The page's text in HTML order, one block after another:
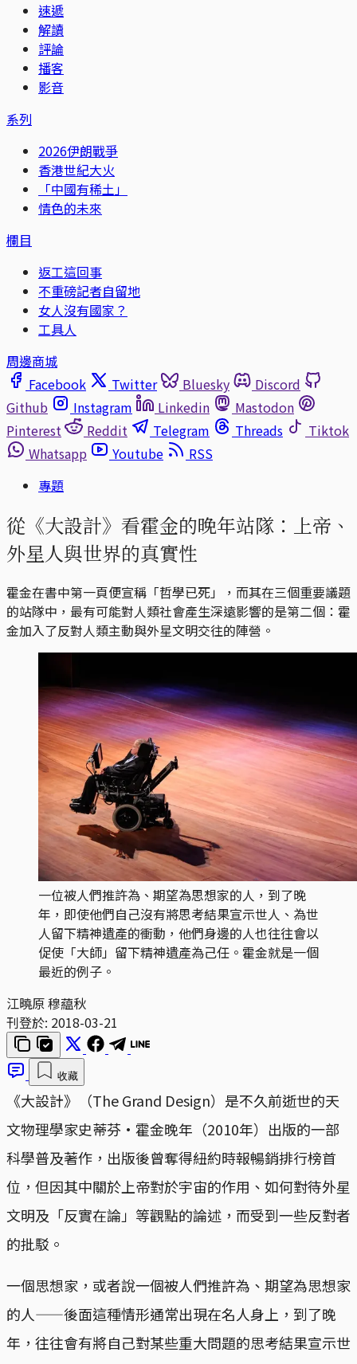
速遞
解讀
評論
播客
影音
系列
2026伊朗戰爭
香港世紀大火
「中國有稀土」
情色的未來
欄目
返工這回事
不重磅記者自留地
女人沒有國家？
工具人
周邊商城
Facebook
Twitter Bluesky
Discord
Github
Instagram Linkedin
Mastodon
Pinterest
Reddit Telegram Threads
Tiktok
Whatsapp
Youtube
RSS
專題
從《大設計》看霍金的晚年站隊：上帝、
外星人與世界的真實性
霍金在書中第一頁便宣稱「哲學已死」，而其在三個重要議題
的站隊中，最有可能對人類社會產生深遠影響的是第二個：霍
金加入了反對人類主動與外星文明交往的陣營。
一位被人們推許為、期望為思想家的人，到了晚
年，即使他們自己沒有將思考結果宣示世人、為世
人留下精神遺產的衝動，他們身邊的人也往往會以
促使「大師」留下精神遺產為己任。霍金就是一個
最近的例子。
江曉原 穆藴秋
刊登於: 2018-03-21
收藏
《大設計》（The Grand Design）是不久前逝世的天
文物理學家史蒂芬·霍金晚年（2010年）出版的一部
科學普及著作，出版後曾奪得紐約時報暢銷排行榜首
位，但因其中關於上帝對於宇宙的作用、如何對待外星
文明及「反實在論」等觀點的論述，而受到一些反對者
的批駁。
一個思想家，或者說一個被人們推許為、期望為思想家
的人——後面這種情形通常出現在名人身上，到了晚
年，往往會有將自己對某些重大問題的思考結果宣示世